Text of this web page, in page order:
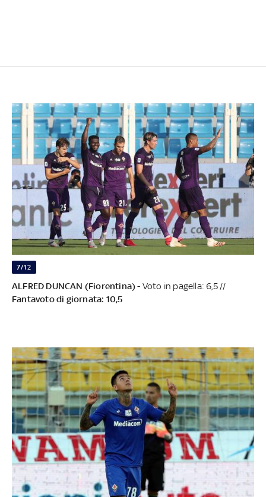
7/12
ALFRED DUNCAN (Fiorentina)- Voto in pagella: 6,5 //
Fantavoto di giornata: 10,5